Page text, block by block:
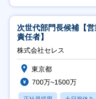
次世代部門長候補【
責任者】
株式会社セレス
東京都
700万~1500万